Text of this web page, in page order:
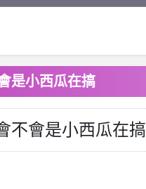
是小西瓜在搞
不會是小西瓜在搞